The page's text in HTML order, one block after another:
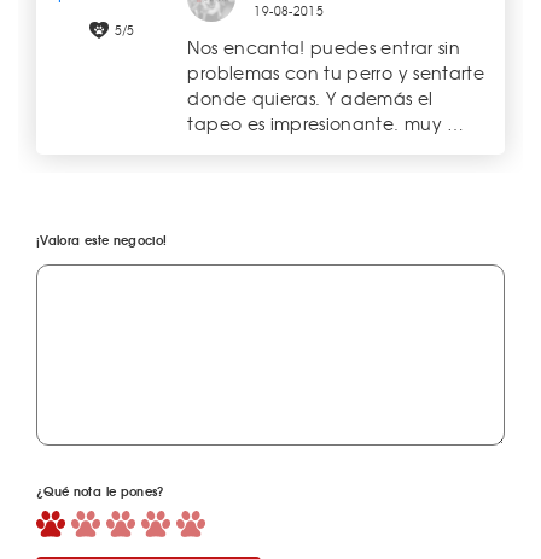
5/5
19-08-2015
Nos encanta! puedes entrar sin
problemas con tu perro y sentarte
donde quieras. Y además el
tapeo es impresionante. muy …
¡Valora este negocio!
¿Qué nota le pones?